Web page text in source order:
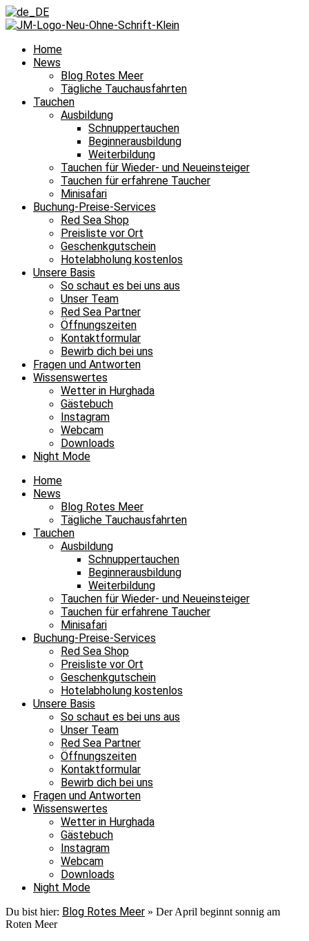
Home
News
Blog Rotes Meer
Tägliche Tauchausfahrten
Tauchen
Ausbildung
Schnuppertauchen
Beginnerausbildung
Weiterbildung
Tauchen für Wieder- und Neueinsteiger
Tauchen für erfahrene Taucher
Minisafari
Buchung-Preise-Services
Red Sea Shop
Preisliste vor Ort
Geschenkgutschein
Hotelabholung kostenlos
Unsere Basis
So schaut es bei uns aus
Unser Team
Red Sea Partner
Öffnungszeiten
Kontaktformular
Bewirb dich bei uns
Fragen und Antworten
Wissenswertes
Wetter in Hurghada
Gästebuch
Instagram
Webcam
Downloads
Night Mode
Home
News
Blog Rotes Meer
Tägliche Tauchausfahrten
Tauchen
Ausbildung
Schnuppertauchen
Beginnerausbildung
Weiterbildung
Tauchen für Wieder- und Neueinsteiger
Tauchen für erfahrene Taucher
Minisafari
Buchung-Preise-Services
Red Sea Shop
Preisliste vor Ort
Geschenkgutschein
Hotelabholung kostenlos
Unsere Basis
So schaut es bei uns aus
Unser Team
Red Sea Partner
Öffnungszeiten
Kontaktformular
Bewirb dich bei uns
Fragen und Antworten
Wissenswertes
Wetter in Hurghada
Gästebuch
Instagram
Webcam
Downloads
Night Mode
Du bist hier: Blog Rotes Meer » Der April beginnt sonnig am
Roten Meer